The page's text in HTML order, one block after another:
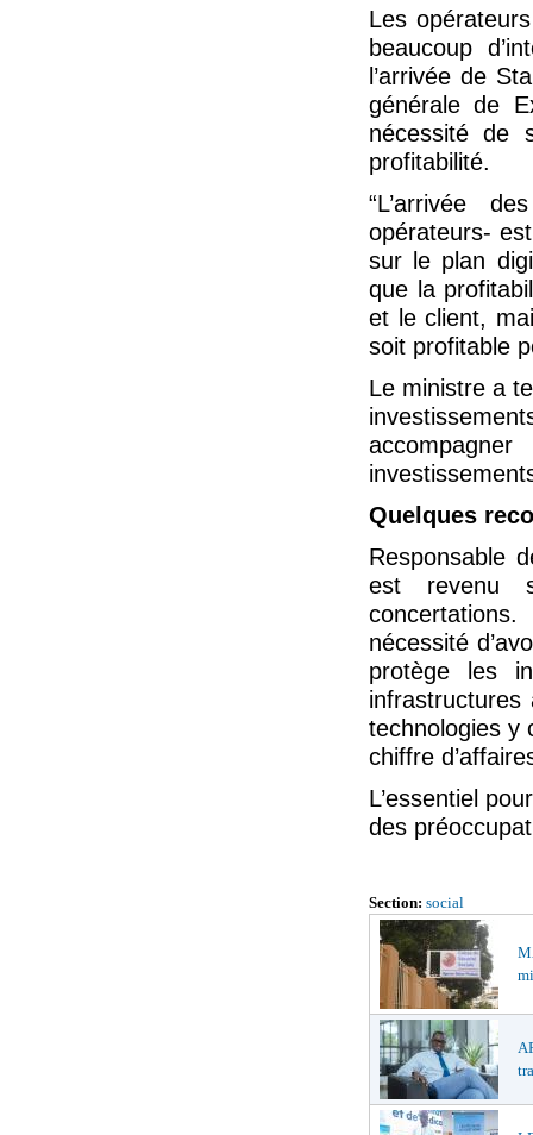
Les
beaucoup
l’arrivée de
générale de
nécessité de
profitabilité.
“L’arrivée
opérateurs-
sur le plan
que la
et le client,
soit profitable
Le ministre a
Quelques
Responsable
est revenu
nécessité
protège les
technologies y
chiffre
L’essentiel
des
Section: social